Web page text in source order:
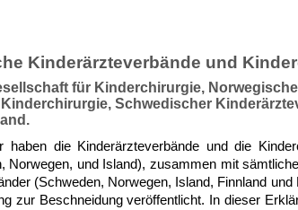
Kinderärzteverbände und
für Kinderchirurgie,
Schwedischer
haben die Kinderärzteverbände und die
Norwegen, und Island), zusammen mit
(Schweden, Norwegen, Island, Finnland
zur Beschneidung veröffentlicht. In dieser